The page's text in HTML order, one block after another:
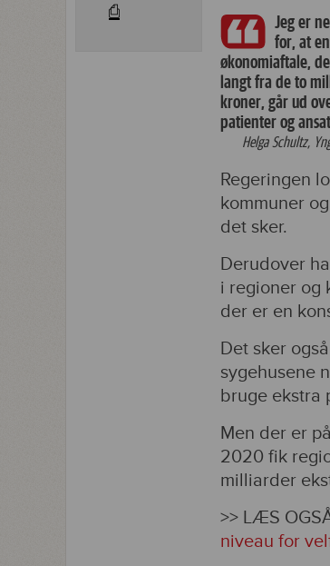
⎙
Jeg er
for, at en
økonomiaftale,
langt fra de to
kroner, går ud
patienter og
Helga Schultz,
Regeringen
kommuner
det sker.
Derudover
i regioner og
der er en
Det sker
sygehusene
bruge ekstra
Men der er
2020 fik
milliarder
>> LÆS
niveau for